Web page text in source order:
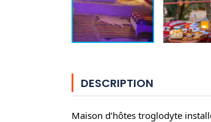
DESCRIPTION
Maison d’hôtes troglodyte